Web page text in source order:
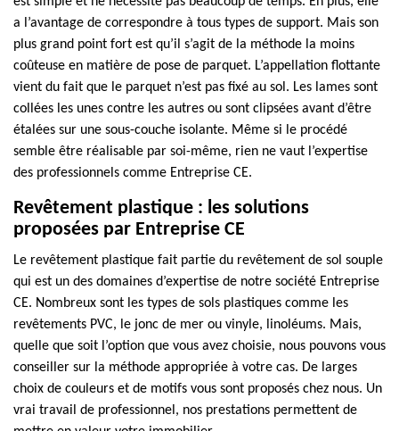
a l’avantage de correspondre à tous types de support. Mais son
plus grand point fort est qu’il s’agit de la méthode la moins
coûteuse en matière de pose de parquet. L’appellation flottante
vient du fait que le parquet n’est pas fixé au sol. Les lames sont
collées les unes contre les autres ou sont clipsées avant d’être
étalées sur une sous-couche isolante. Même si le procédé
semble être réalisable par soi-même, rien ne vaut l’expertise
des professionnels comme Entreprise CE.
Revêtement plastique : les solutions
proposées par Entreprise CE
Le revêtement plastique fait partie du revêtement de sol souple
qui est un des domaines d’expertise de notre société Entreprise
CE. Nombreux sont les types de sols plastiques comme les
revêtements PVC, le jonc de mer ou vinyle, linoléums. Mais,
quelle que soit l’option que vous avez choisie, nous pouvons vous
conseiller sur la méthode appropriée à votre cas. De larges
choix de couleurs et de motifs vous sont proposés chez nous. Un
vrai travail de professionnel, nos prestations permettent de